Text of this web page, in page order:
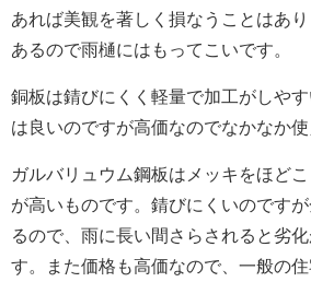
あれば美観を著しく損なうことはあ
あるので雨樋にはもってこいです。
銅板は錆びにくく軽量で加工がしや
は良いのですが高価なのでなかなか使
ガルバリュウム鋼板はメッキをほど
が高いものです。錆びにくいのです
るので、雨に長い間さらされると劣
す。また価格も高価なので、一般の